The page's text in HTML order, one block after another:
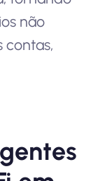
não
contas,